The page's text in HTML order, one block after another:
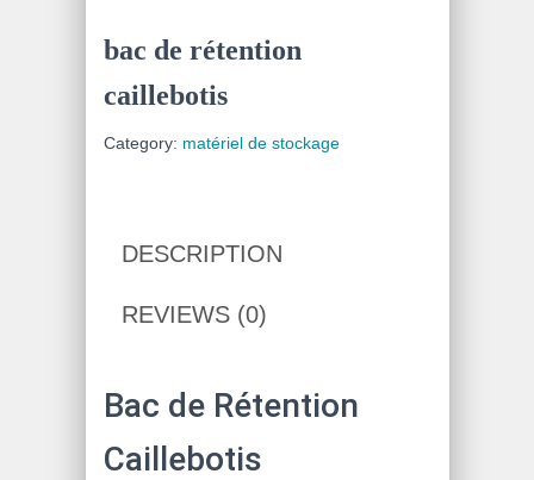
bac de rétention
caillebotis
Category: matériel de stockage
DESCRIPTION
REVIEWS (0)
Bac de Rétention
Caillebotis